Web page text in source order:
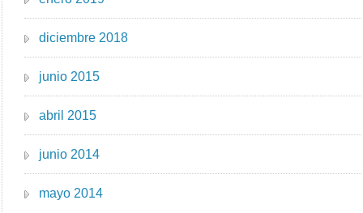
diciembre 2018
junio 2015
abril 2015
junio 2014
mayo 2014